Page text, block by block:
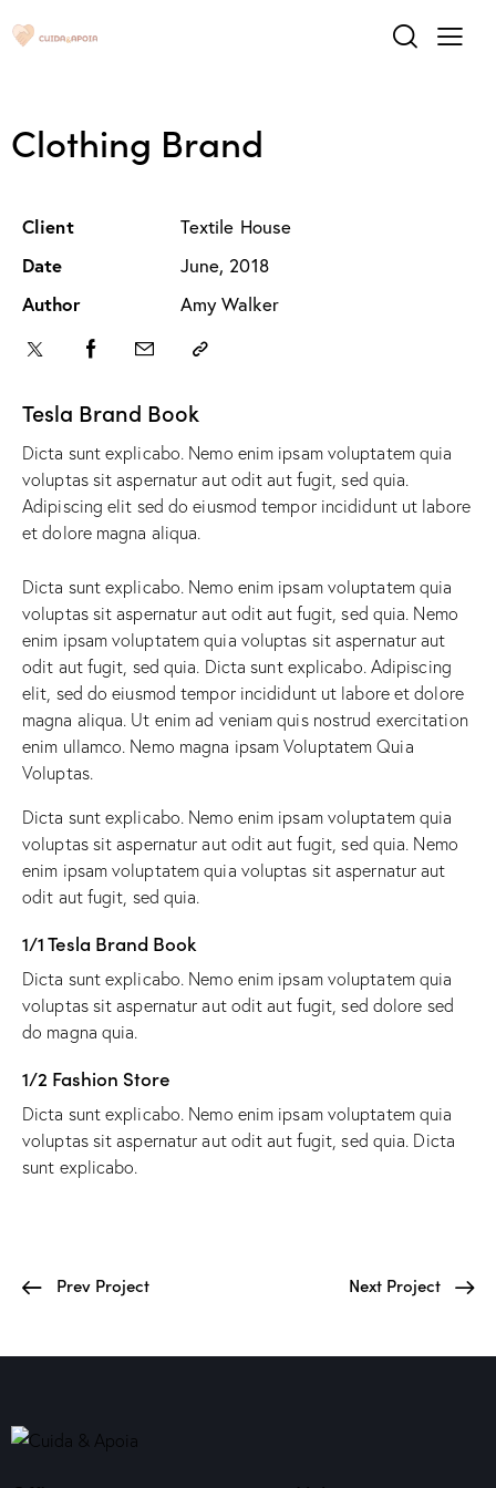
Clothing Brand
Client Textile House
Date June, 2018
Author Amy Walker
Tesla Brand Book
Dicta sunt explicabo. Nemo enim ipsam voluptatem quia
voluptas sit aspernatur aut odit aut fugit, sed quia.
Adipiscing elit sed do eiusmod tempor incididunt ut labore
et dolore magna aliqua.
Dicta sunt explicabo. Nemo enim ipsam voluptatem quia
voluptas sit aspernatur aut odit aut fugit, sed quia. Nemo
enim ipsam voluptatem quia voluptas sit aspernatur aut
odit aut fugit, sed quia. Dicta sunt explicabo. Adipiscing
elit, sed do eiusmod tempor incididunt ut labore et dolore
magna aliqua. Ut enim ad veniam quis nostrud exercitation
enim ullamco. Nemo magna ipsamVoluptatem Quia
Voluptas.
Dicta sunt explicabo. Nemo enim ipsam voluptatem quia
voluptas sit aspernatur aut odit aut fugit, sed quia. Nemo
enim ipsam voluptatem quia voluptas sit aspernatur aut
odit aut fugit, sed quia.
1/1 Tesla Brand Book
Dicta sunt explicabo. Nemo enim ipsam voluptatem quia
voluptas sit aspernatur aut odit aut fugit, sed dolore sed
do magna quia.
1/2 Fashion Store
Dicta sunt explicabo. Nemo enim ipsam voluptatem quia
voluptas sit aspernatur aut odit aut fugit, sed quia. Dicta
sunt explicabo.
Prev Project Next Project